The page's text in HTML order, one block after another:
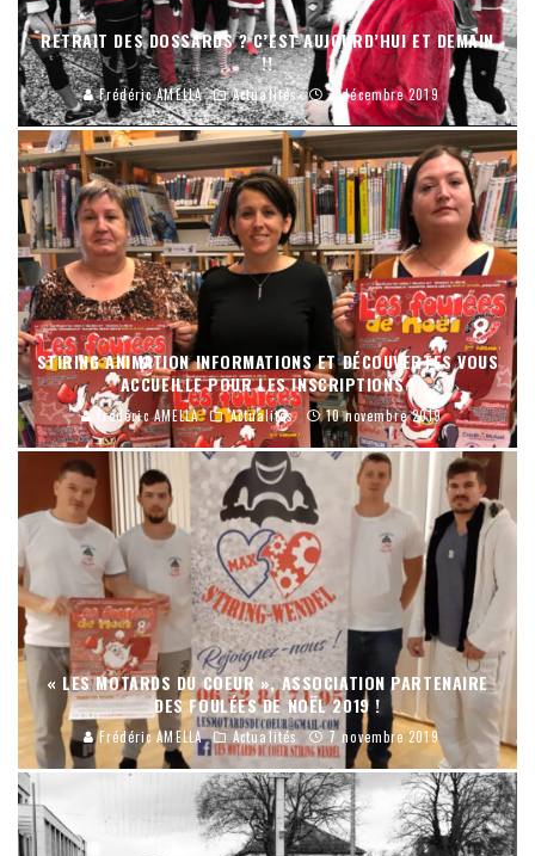
RETRAIT DES DOSSARDS ? C’EST AUJOURD’HUI ET DEMAIN
!!
Frédéric AMELLA Actualités 7 décembre 2019
STIRING ANIMATION INFORMATIONS ET DÉCOUVERTES VOUS
ACCUEILLE POUR LES INSCRIPTIONS !
Frédéric AMELLA Actualités 10 novembre 2019
« LES MOTARDS DU COEUR », ASSOCIATION PARTENAIRE
DES FOULÉES DE NOËL 2019 !
Frédéric AMELLA Actualités 7 novembre 2019